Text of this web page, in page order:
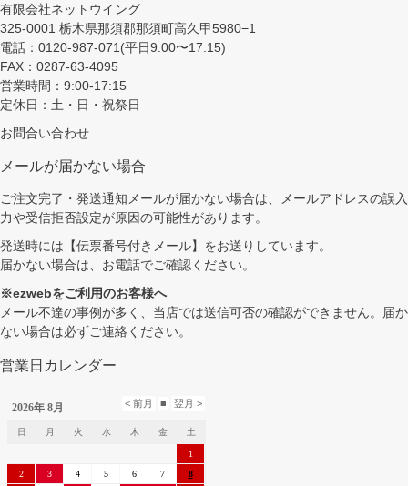
有限会社ネットウイング
325-0001 栃木県那須郡那須町高久甲5980−1
電話：0120-987-071(平日9:00〜17:15)
FAX：0287-63-4095
営業時間：9:00-17:15
定休日：土・日・祝祭日
お問合い合わせ
メールが届かない場合
ご注文完了・発送通知メールが届かない場合は、メールアドレスの誤入
力や受信拒否設定が原因の可能性があります。
発送時には【伝票番号付きメール】をお送りしています。
届かない場合は、お電話でご確認ください。
※ezwebをご利用のお客様へ
メール不達の事例が多く、当店では送信可否の確認ができません。届か
ない場合は必ずご連絡ください。
営業日カレンダー